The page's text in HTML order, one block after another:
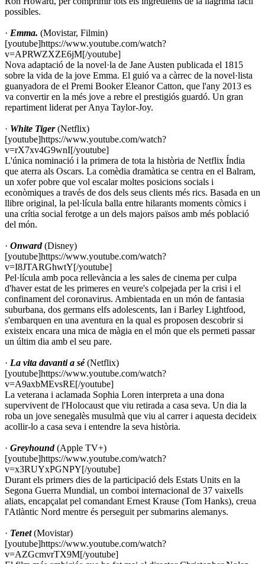
possibles.
· Emma. (Movistar, Filmin)
[youtube]https://www.youtube.com/watch?
v=APRWZXZE6jM[/youtube]
Nova adaptació de la novel·la de Jane Austen publicada el 1815
sobre la vida de la jove Emma. El guió va a càrrec de la novel·lista
guanyadora de el Premi Booker Eleanor Catton, que l'any 2013 es
va convertir en la més jove a rebre el prestigiós guardó. Un gran
repartiment liderat per Anya Taylor-Joy.
· White Tiger(Netflix)
[youtube]https://www.youtube.com/watch?
v=rX7xv4G9wnI[/youtube]
L'única nominació i la primera de tota la història de Netflix Índia
que aterra als Oscars. La comèdia dramàtica se centra en el Balram,
un xofer pobre que vol escalar moltes posicions socials i
econòmiques a través de dos dels seus clients més rics. Basada en un
llibre original, la pel·lícula balla entre hilarants moments còmics i
una crítia social ferotge a un dels majors països amb més població
del món.
· Onward(Disney)
[youtube]https://www.youtube.com/watch?
v=I8JTARGhwtY[/youtube]
Pel·lícula amb poca rellevància a les sales de cinema per culpa
d'haver estat de les primeres en veure's colpejada per la crisi i el
confinament del coronavirus. Ambientada en un món de fantasia
suburbana, dos germans elfs adolescents, Ian i Barley Lightfood,
s'embarquen en una aventura en la qual es proposen descobrir si
existeix encara una mica de màgia en el món que els permeti passar
un últim dia amb el seu pare.
· La vita davanti a sé(Netflix)
[youtube]https://www.youtube.com/watch?
v=A9axbMEvsRE[/youtube]
La veterana i aclamada Sophia Loren interpreta a una dona
supervivent de l'Holocaust que viu retirada a casa seva. Un dia la
roba un jove senegalès musulmà que viu al carrer i aquesta decideix
acollir-lo a casa seva i entendre la seva història.
· Greyhound(Apple TV+)
[youtube]https://www.youtube.com/watch?
v=x3RUYxPGNPY[/youtube]
Durant els primers dies de la participació dels Estats Units en la
Segona Guerra Mundial, un comboi internacional de 37 vaixells
aliats, encapçalat pel comandant Ernest Krause (Tom Hanks), creua
l'Atlàntic Nord mentre és perseguit per submarins alemanys.
· Tenet(Movistar)
[youtube]https://www.youtube.com/watch?
v=AZGcmvrTX9M[/youtube]